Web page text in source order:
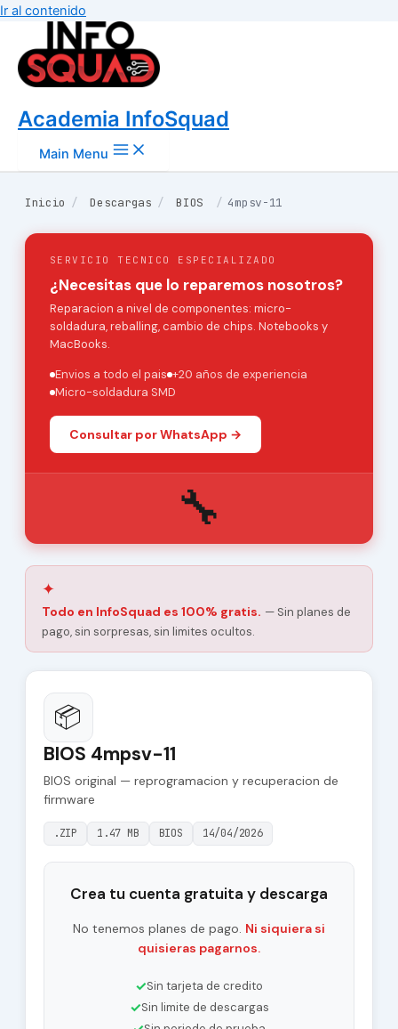
Ir al contenido
Academia InfoSquad
Main Menu
Inicio / Descargas / BIOS / 4mpsv-11
SERVICIO TECNICO ESPECIALIZADO
¿Necesitas que lo reparemos nosotros?
Reparacion a nivel de componentes: micro-
soldadura, reballing, cambio de chips. Notebooks y
MacBooks.
Envios a todo el pais +20 años de experiencia
Micro-soldadura SMD
Consultar por WhatsApp →
🔧
✦
Todo en InfoSquad es 100% gratis. — Sin planes de
pago, sin sorpresas, sin limites ocultos.
📦
BIOS 4mpsv-11
BIOS original — reprogramacion y recuperacion de
firmware
.ZIP 1.47 MB BIOS 14/04/2026
Crea tu cuenta gratuita y descarga
No tenemos planes de pago. Ni siquiera si
quisieras pagarnos.
✓Sin tarjeta de credito
✓Sin limite de descargas